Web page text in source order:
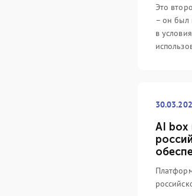
Это
– он был
в
AI box